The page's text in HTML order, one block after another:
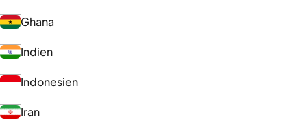
Ghana
Indien
Indonesien
Iran